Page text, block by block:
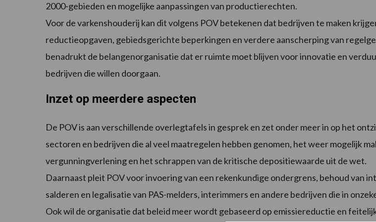
2000-gebieden en mogelijke aanpassingen van productierechten.
Voor de varkenshouderij kan dit volgens POV betekenen dat bedrijven te maken
reductieopgaven, gebiedsgerichte beperkingen en verdere aanscherping van
benadrukt de belangenorganisatie dat er ruimte moet blijven voor innovatie en
bedrijven die willen doorgaan.
Inzet op meerdere aspecten
De POV is aan verschillende overlegtafels in gesprek en zet onder meer in op het
sectoren en bedrijven die al veel maatregelen hebben genomen, het weer mogelijk
vergunningverlening en het schrappen van de kritische depositiewaarde uit de wet.
Daarnaast pleit POV voor invoering van een rekenkundige ondergrens, behoud van
salderen en legalisatie van PAS-melders, interimmers en andere bedrijven die in
Ook wil de organisatie dat beleid meer wordt gebaseerd op emissiereductie en